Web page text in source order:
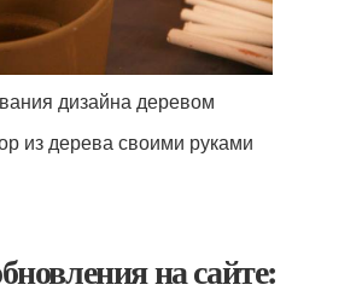
дизайна деревом
из дерева своими руками
на сайте: